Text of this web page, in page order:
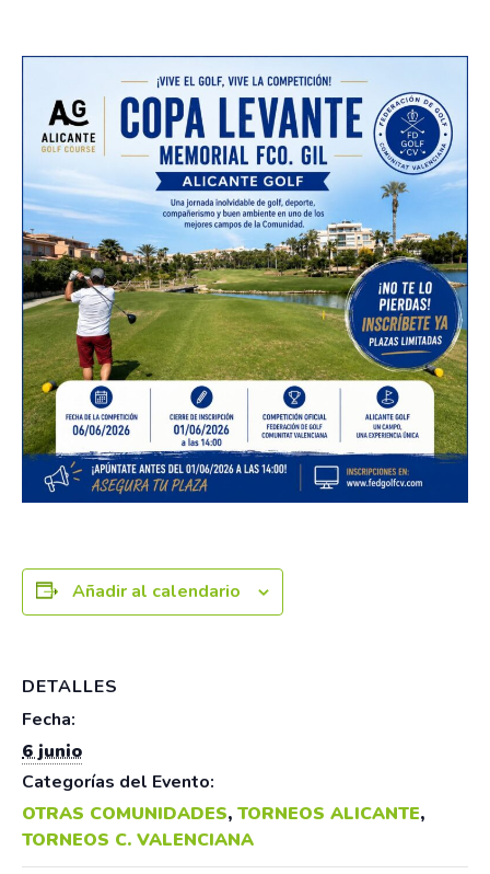
Añadir al calendario
DETALLES
Fecha:
6 junio
Categorías del Evento:
OTRAS COMUNIDADES, TORNEOS ALICANTE,
TORNEOS C. VALENCIANA